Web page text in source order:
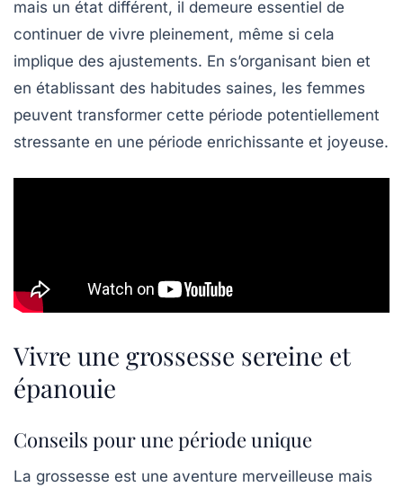
mais un état différent, il demeure essentiel de
continuer de vivre pleinement, même si cela
implique des ajustements. En s’organisant bien et
en établissant des habitudes saines, les femmes
peuvent transformer cette période potentiellement
stressante en une période enrichissante et joyeuse.
Vivre une grossesse sereine et
épanouie
Conseils pour une période unique
La grossesse est une aventure merveilleuse mais